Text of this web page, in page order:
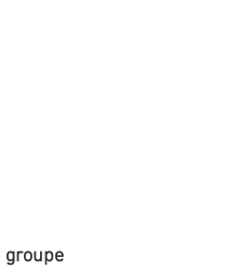
groupe